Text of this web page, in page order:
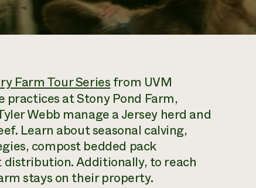
Farm Tour Series from UVM
practices at Stony Pond Farm,
Webb manage a Jersey herd and
Learn about seasonal calving,
compost bedded pack
Additionally, to reach
stays on their property.